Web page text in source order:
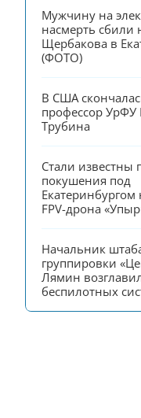
Мужчину на
насмерть сбили
Щербакова в
(ФОТО)
В США
профессор УрФУ
Трубина
Стали известны
покушения под
Екатеринбургом
FPV-дрона
Начальник
группировки
Лямин
беспилотных